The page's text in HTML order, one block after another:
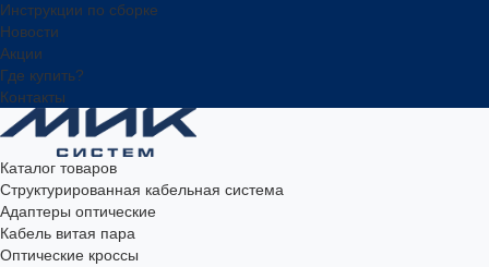
Инструкции по сборке
Новости
Акции
Где купить?
Контакты
Каталог товаров
Структурированная кабельная система
Адаптеры оптические
Кабель витая пара
Оптические кроссы